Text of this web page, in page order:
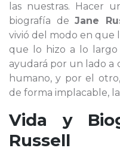
las nuestras. Hacer
biografía de Jane
vivió del modo en que
que lo hizo a lo largo
ayudará por un lado a
humano, y por el
de forma implacable,
Vida y
Russell